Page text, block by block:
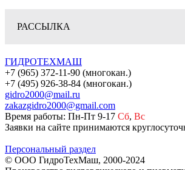
РАССЫЛКА
ГИДРОТЕХМАШ
+7 (965) 372-11-90 (многокан.)
+7 (495) 926-38-84 (многокан.)
gidro2000@mail.ru
zakazgidro2000@gmail.com
Время работы: Пн-Пт 9-17 Сб, Вс
Заявки на сайте принимаются
Персональный раздел
© ООО ГидроТехМаш, 2000-2024